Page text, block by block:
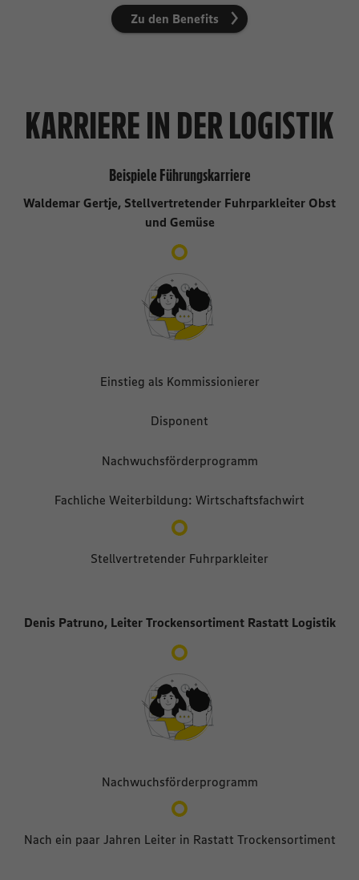
Zu den Benefits
KARRIERE IN DER LOGISTIK
Beispiele Führungskarriere
Waldemar Gertje, Stellvertretender Fuhrparkleiter Obst
und Gemüse
Einstieg als Kommissionierer
Disponent
Nachwuchsförderprogramm
Fachliche Weiterbildung: Wirtschaftsfachwirt
Stellvertretender Fuhrparkleiter
Denis Patruno, Leiter Trockensortiment Rastatt Logistik
Nachwuchsförderprogramm
Nach ein paar Jahren Leiter in Rastatt Trockensortiment